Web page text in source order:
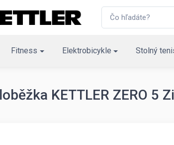
Fitness Elektrobicykle Stolný
KETTLER ZERO 5